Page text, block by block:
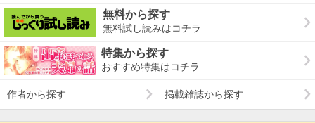
無料から探す
無料試し読みはコチラ
特集から探す
おすすめ特集はコチラ
作者から探す 掲載雑誌から探す